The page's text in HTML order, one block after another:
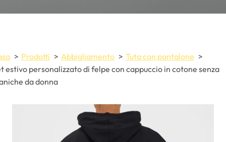
Prodotti Abbigliamento
Tuta con pantalone
estivo personalizzato di felpe con cappuccio in cotone senza
da donna